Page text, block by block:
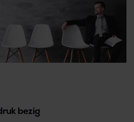
bezig